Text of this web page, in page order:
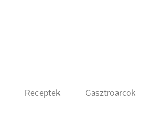
Receptek Gasztroarcok